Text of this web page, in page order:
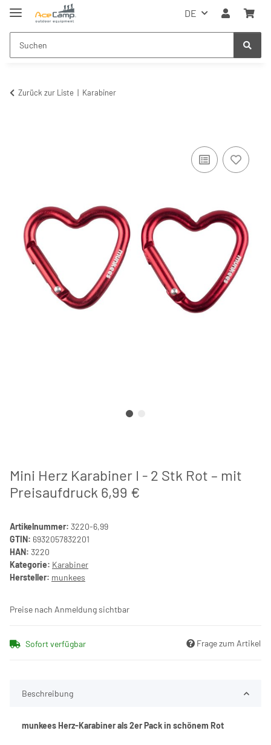
DE
Zurück zur Liste Karabiner
Mini Herz Karabiner I - 2 Stk Rot – mit
Preisaufdruck 6,99 €
Artikelnummer: 3220-6,99
GTIN: 6932057832201
HAN: 3220
Kategorie: Karabiner
Hersteller: munkees
Preise nach Anmeldung sichtbar
Sofort verfügbar Frage zum Artikel
Beschreibung
munkees Herz-Karabiner als 2er Pack in schönem Rot